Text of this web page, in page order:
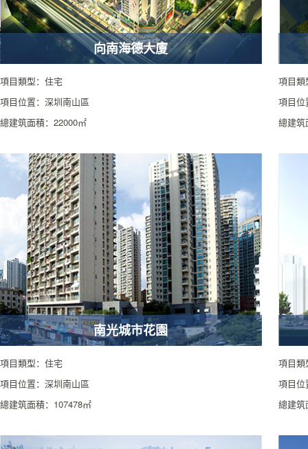
向南海德大廈
項目類型：住宅
項目位置：深圳南山區
總建筑面積：22000㎡
項目類
項目位
總建筑
南光城市花園
項目類型：住宅
項目位置：深圳南山區
總建筑面積：107478㎡
項目類
項目位
總建筑